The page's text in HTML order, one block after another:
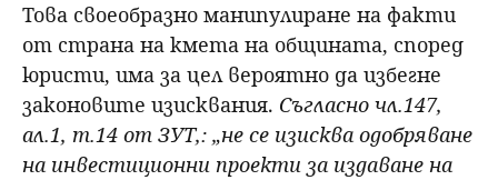
Това своеобразно манипулиране на факти
от страна на кмета на общината, според
юристи, има за цел вероятно да избегне
законовите изисквания. Съгласно чл.147,
ал.1, т.14 от ЗУТ,: „не се изисква одобряване
на инвестиционни проекти за издаване на